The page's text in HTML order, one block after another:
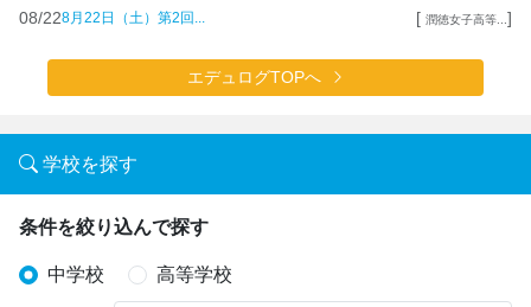
08/228月22日（土）第2回... [ 潤徳女子高等... ]
エデュログTOPへ
学校を探す
条件を絞り込んで探す
中学校 高等学校